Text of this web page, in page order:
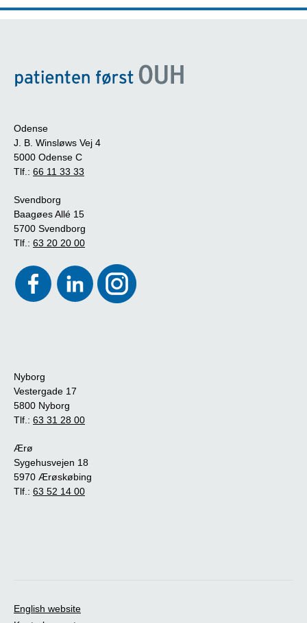
Odense
J. B. Winsløws Vej 4
5000 Odense C
Tlf.: 66 11 33 33
Svendborg
Baagøes Allé 15
5700 Svendborg
Tlf.: 63 20 20 00
Nyborg
Vestergade 17
5800 Nyborg
Tlf.: 63 31 28 00
Ærø
Sygehusvejen 18
5970 Ærøskøbing
Tlf.: 63 52 14 00
English website